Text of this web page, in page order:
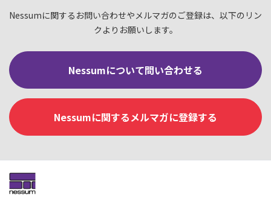
Nessumに関するお問い合わせやメルマガのご登録は、以下のリン
クよりお願いします。
Nessumについて問い合わせる
Nessumに関するメルマガに登録する